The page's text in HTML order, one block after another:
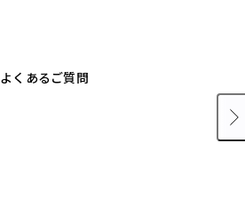
よくあるご質問